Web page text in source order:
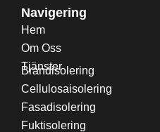
Navigering
Hem
Om Oss
Tjänster
Brandisolering
Cellulosaisolering
Fasadisolering
Fuktisolering